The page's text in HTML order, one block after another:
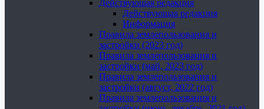
Действующая редакция
Действующая редакция
Информация
Правила землепользования и
застройки (2023 год)
Правила землепользования и
застройки (май, 2023 год)
Правила землепользования и
застройки (август, 2022 год)
Правила землепользования и